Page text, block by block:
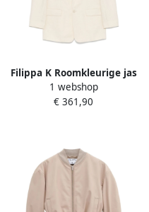
Filippa K Roomkleurige jas
met knoopsluiting Zakken
Beige Dames
1 webshop
€ 361,90